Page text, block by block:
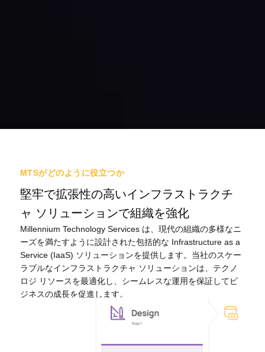
MTSがどのように役立つか
堅牢で拡張性の高いインフラストラクチ
ャ ソリューションで組織を強化
Millennium Technology Services は、現代の組織の多様なニ
ーズを満たすように設計された包括的な Infrastructure as a
Service (IaaS) ソリューションを提供します。当社のスケー
ラブルなインフラストラクチャ ソリューションは、テクノ
ロジ リソースを最適化し、シームレスな運用を保証してビ
ジネスの成長を促進します。